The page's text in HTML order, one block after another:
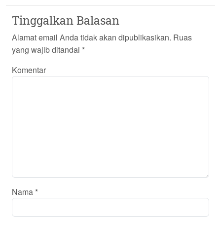
Tinggalkan Balasan
Alamat email Anda tidak akan dipublikasikan. Ruas
yang wajib ditandai *
Komentar
Nama *